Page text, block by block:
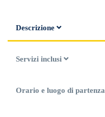
Descrizione
Servizi inclusi
Orario e luogo di partenza